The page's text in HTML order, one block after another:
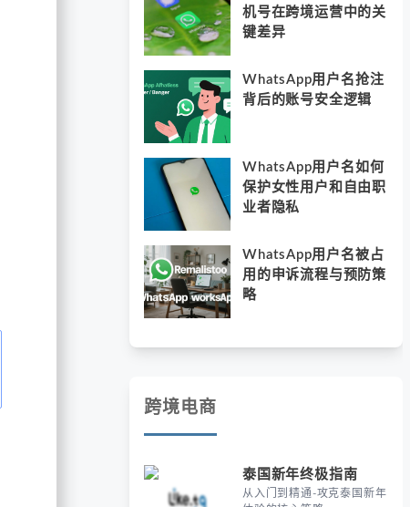
机号在跨境运营中的关
键差异
WhatsApp用户名抢注
背后的账号安全逻辑
WhatsApp用户名如何
保护女性用户和自由职
业者隐私
WhatsApp用户名被占
用的申诉流程与预防策
略
跨境电商
泰国新年终极指南
从入门到精通-攻克泰国新年